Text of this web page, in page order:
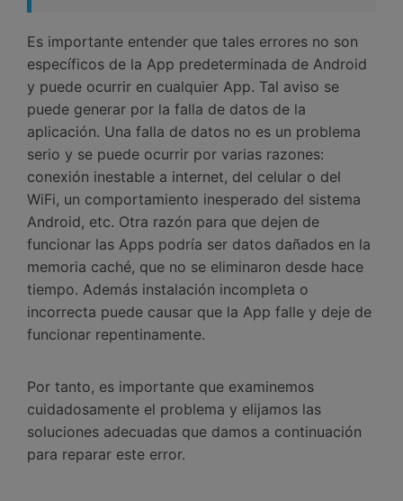
Es importante entender que tales errores no son
específicos de la App predeterminada de Android
y puede ocurrir en cualquier App. Tal aviso se
puede generar por la falla de datos de la
aplicación. Una falla de datos no es un problema
serio y se puede ocurrir por varias razones:
conexión inestable a internet, del celular o del
WiFi, un comportamiento inesperado del sistema
Android, etc. Otra razón para que dejen de
funcionar las Apps podría ser datos dañados en la
memoria caché, que no se eliminaron desde hace
tiempo. Además instalación incompleta o
incorrecta puede causar que la App falle y deje de
funcionar repentinamente.
Por tanto, es importante que examinemos
cuidadosamente el problema y elijamos las
soluciones adecuadas que damos a continuación
para reparar este error.